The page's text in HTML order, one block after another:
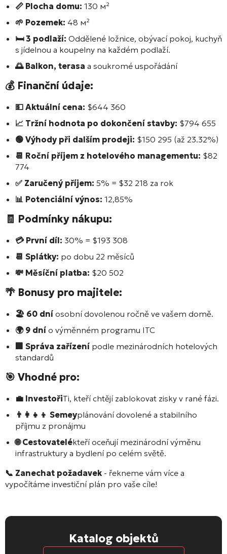
📏 Plocha domu: 130 м²
🌱 Pozemek: 48 м²
🛏️ 3 podlaží: Oddělené ložnice, obývací pokoj, kuchyň
s jídelnou a koupelny na každém podlaží.
🌅 Balkon, terasa a soukromé uspořádání
💰 Finanční údaje:
💵 Aktuální cena: $644 360
📈 Tržní hodnota po dokončení stavby: $794 655
🟢 Výhody při dalším prodeji: $150 295 (až 23.32%)
📆 Roční příjem z hotelového managementu: $82
774
✅ Zaručený příjem: 5% = $32 218 za rok
📊 Potenciální výnos: 12,85%
🧾 Podmínky nákupu:
💳 První díl: 30% = $193 308
📆 Splátky: po dobu 22 měsíců
💸 Měsíční platba: $20 502
🌴 Bonusy pro majitele:
🏖️ 60 dní osobní dovolenou ročně ve vašem domě.
🌍 9 dní o výměnném programu ITC
🏢 Správa zařízení podle mezinárodních hotelových
standardů
🎯 Vhodné pro:
💼 InvestořiTi, kteří chtějí zablokovat zisky v rané fázi.
👨‍👩‍👧‍👦 Semeyplánování dovolené a stabilního
příjmu z pronájmu
🌐 Cestovatelékteří oceňují mezinárodní výměnu
infrastruktury a bydlení po celém světě.
📞 Zanechat požadavek - řekneme vám více a
vypočítáme investiční plán pro vaše cíle!
Katalog objektů